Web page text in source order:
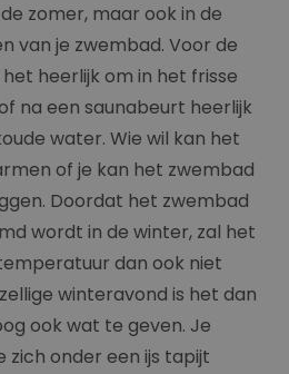
zomer, maar ook in de
van je zwembad. Voor de
heerlijk om in het frisse
na een saunabeurt heerlijk
water. Wie wil kan het
of je kan het zwembad
Doordat het zwembad
wordt in de winter, zal het
dan ook niet
winteravond is het dan
ook wat te geven. Je
zich onder een ijs tapijt